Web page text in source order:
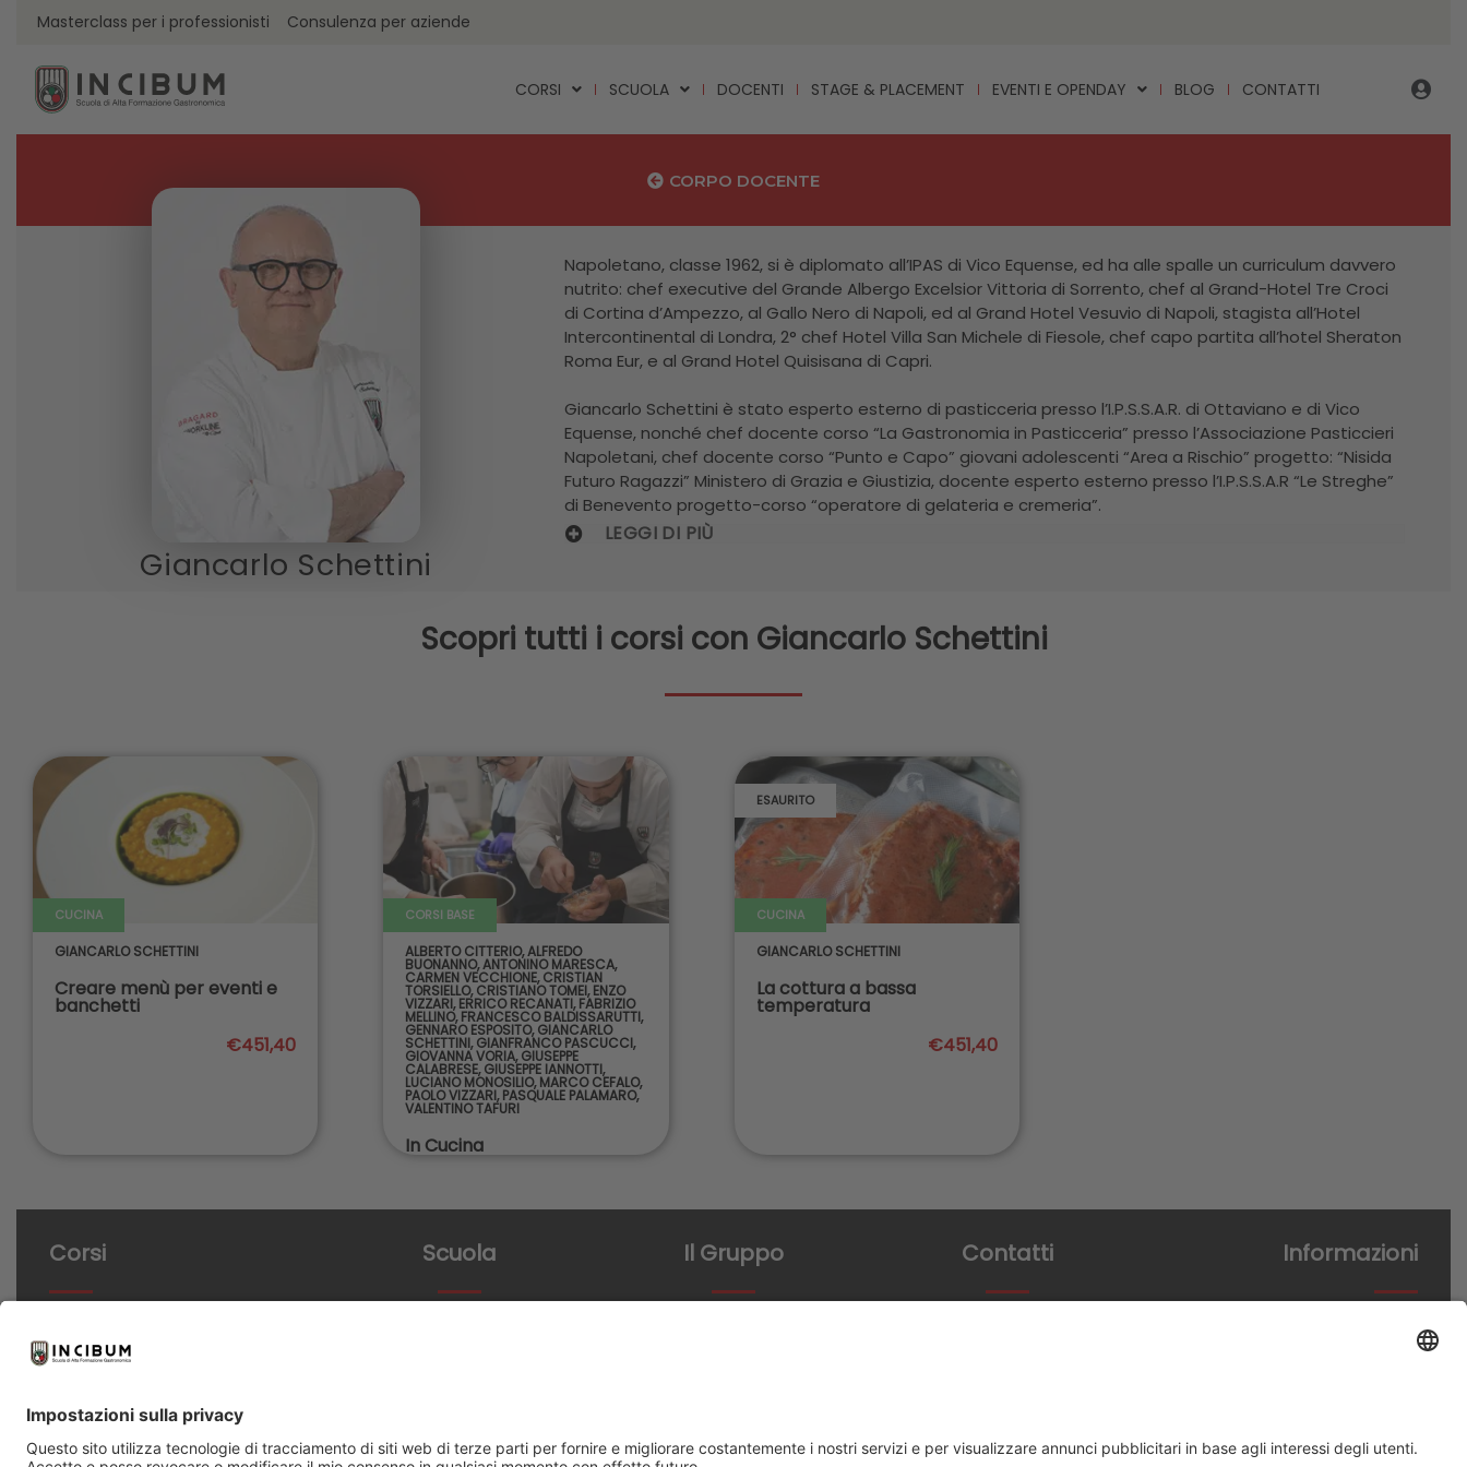
Masterclass per i professionisti Consulenza per aziende
CORSI SCUOLA DOCENTI STAGE & PLACEMENT EVENTI E OPENDAY BLOG CONTATTI
CORPO DOCENTE
Giancarlo Schettini
Napoletano, classe 1962, si è diplomato all’IPAS di Vico Equense, ed ha alle spalle un curriculum davvero
nutrito: chef executive del Grande Albergo Excelsior Vittoria di Sorrento, chef al Grand-Hotel Tre Croci
di Cortina d’Ampezzo, al Gallo Nero di Napoli, ed al Grand Hotel Vesuvio di Napoli, stagista all’Hotel
Intercontinental di Londra, 2° chef Hotel Villa San Michele di Fiesole, chef capo partita all’hotel Sheraton
Roma Eur, e al Grand Hotel Quisisana di Capri.
Giancarlo Schettini è stato esperto esterno di pasticceria presso l’I.P.S.S.A.R. di Ottaviano e di Vico
Equense, nonché chef docente corso “La Gastronomia in Pasticceria” presso l’Associazione Pasticcieri
Napoletani, chef docente corso “Punto e Capo” giovani adolescenti “Area a Rischio” progetto: “Nisida
Futuro Ragazzi” Ministero di Grazia e Giustizia, docente esperto esterno presso l’I.P.S.S.A.R “Le Streghe”
di Benevento progetto-corso “operatore di gelateria e cremeria”.
LEGGI DI PIÙ
Scopri tutti i corsi con Giancarlo Schettini
CUCINA
GIANCARLO SCHETTINI
Creare menù per eventi e
banchetti
€451,40
CORSI BASE
ALBERTO CITTERIO,ALFREDO
BUONANNO,ANTONINO MARESCA,
CARMEN VECCHIONE,CRISTIAN
TORSIELLO,CRISTIANO TOMEI,ENZO
VIZZARI,ERRICO RECANATI,FABRIZIO
MELLINO,FRANCESCO BALDISSARUTTI,
GENNARO ESPOSITO,GIANCARLO
SCHETTINI,GIANFRANCO PASCUCCI,
GIOVANNA VORIA,GIUSEPPE
CALABRESE,GIUSEPPE IANNOTTI,
LUCIANO MONOSILIO,MARCO CEFALO,
PAOLO VIZZARI,PASQUALE PALAMARO,
VALENTINO TAFURI
In Cucina
ESAURITO
CUCINA
GIANCARLO SCHETTINI
La cottura a bassa
temperatura
€451,40
Corsi
Panificazione
Masterclass
Scuola Il Gruppo Contatti Informazioni